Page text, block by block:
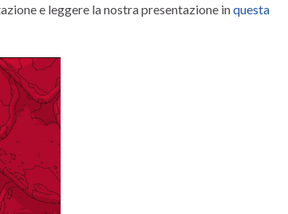
e leggere la nostra presentazione inquesta